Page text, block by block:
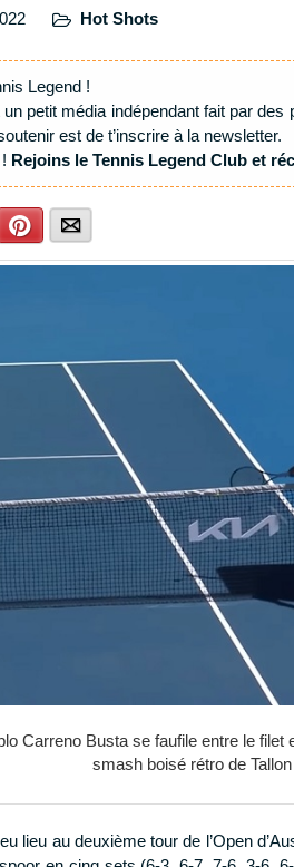
Hot Shots
Legend !
un petit média indépendant fait par
est de t’inscrire à la newsletter.
Rejoins le Tennis Legend Club et
Pinterest
Carreno Busta se faufile entre le filet
smash boisé rétro de
lieu au deuxième tour de l’Open